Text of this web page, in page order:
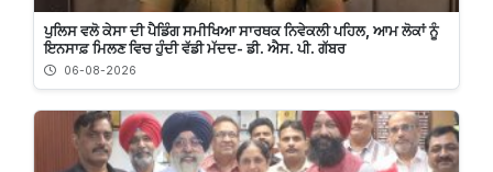
ਪੁਲਿਸ ਵਲੋ ਕੇਸਾ ਦੀ ਪੈਡਿੰਗ ਸਮੀਖਿਆ ਸਾਰਥਕ ਨਿਵੇਕਲੀ ਪਹਿਲ, ਆਮ ਲੋਕਾਂ ਨੂੰ
ਇਨਸਾਫ਼ ਮਿਲਣ ਵਿਚ ਹੁੰਦੀ ਵੱਡੀ ਮੱਦਦ- ਡੀ. ਐਸ. ਪੀ. ਗੱਬਰ
06-08-2026